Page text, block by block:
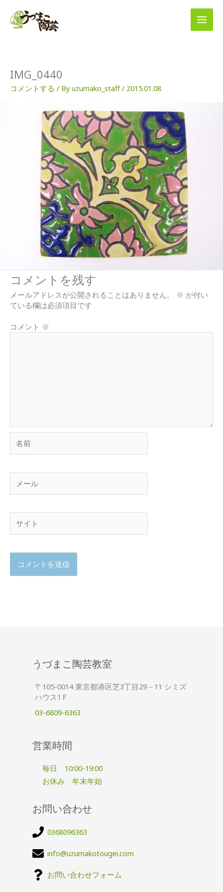
IMG_0440
コメントする / Byuzumako_staff/ 2015.01.08
コメントを残す
メールアドレスが公開されることはありません。 ※ が付い
ている欄は必須項目です
コメント ※
前
ー
ル
ト
うづまこ陶芸教室
〒105-0014 東京都港区芝3丁目29－11 シミズ
ハウス1Ｆ
03-6809-6363
営業時間
毎日 10:00-19:00
お休み 年末年始
お問い合わせ
0368096363
info@uzumakotougei.com
お問い合わせフォーム